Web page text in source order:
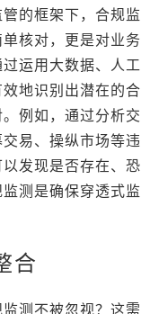
的框架下，合规监
核对，更是对业务
运用大数据、人工
地识别出潜在的合
例如，通过分析交
易、操纵市场等违
发现是否存在、恐
测是确保穿透式监
合
测不被忽视？这需